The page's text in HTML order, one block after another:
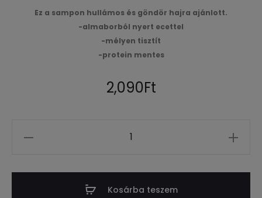
Ez a sampon hullámos és göndör hajra ajánlott.
-almaborból nyert ecettel
-mélyen tisztít
-protein mentes
2,090Ft
Kosárba teszem